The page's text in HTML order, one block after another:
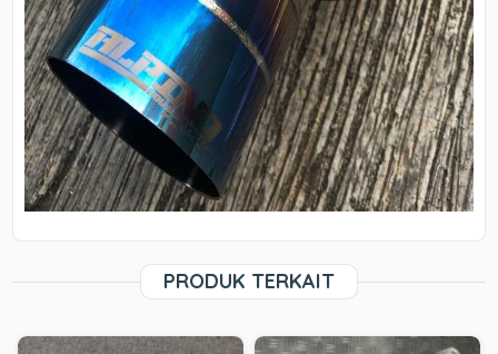
PRODUK TERKAIT